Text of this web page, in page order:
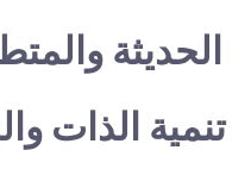
الحديثة
تنمية الذات